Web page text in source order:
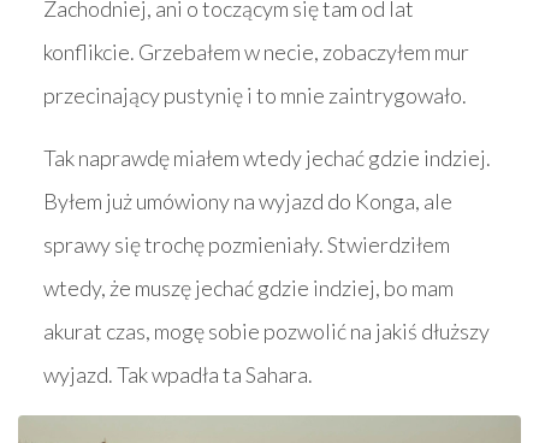
Zachodniej, ani o toczącym się tam od lat
konflikcie. Grzebałem w necie, zobaczyłem mur
przecinający pustynię i to mnie zaintrygowało.
Tak naprawdę miałem wtedy jechać gdzie indziej.
Byłem już umówiony na wyjazd do Konga, ale
sprawy się trochę pozmieniały. Stwierdziłem
wtedy, że muszę jechać gdzie indziej, bo mam
akurat czas, mogę sobie pozwolić na jakiś dłuższy
wyjazd. Tak wpadła ta Sahara.